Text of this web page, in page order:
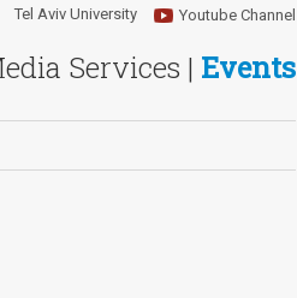
Services | Events
Youtube Channel
Tel Aviv University